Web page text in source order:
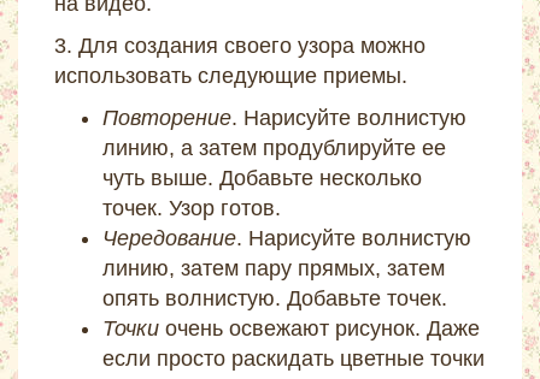
3. Для создания своего узора можно
использовать следующие приемы.
Повторение. Нарисуйте волнистую
линию, а затем продублируйте ее
чуть выше. Добавьте несколько
точек. Узор готов.
Чередование. Нарисуйте волнистую
линию, затем пару прямых, затем
опять волнистую. Добавьте точек.
Точки очень освежают рисунок. Даже
если просто раскидать цветные точки